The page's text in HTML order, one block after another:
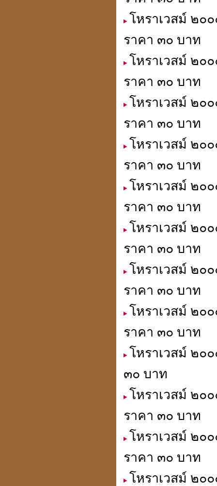
โหราเวสม์ ๒
ราคา ๓๐ บาท
โหราเวสม์ ๒
ราคา ๓๐ บาท
โหราเวสม์ ๒
ราคา ๓๐ บาท
โหราเวสม์ ๒
ราคา ๓๐ บาท
โหราเวสม์ ๒
ราคา ๓๐ บาท
โหราเวสม์ ๒
ราคา ๓๐ บาท
โหราเวสม์ ๒
ราคา ๓๐ บาท
โหราเวสม์ ๒
ราคา ๓๐ บาท
โหราเวสม์ ๒๐
๓๐ บาท
โหราเวสม์ ๒
ราคา ๓๐ บาท
โหราเวสม์ ๒
ราคา ๓๐ บาท
โหราเวสม์ ๒